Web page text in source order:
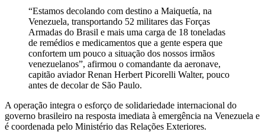
“Estamos decolando com destino a Maiquetía, na
Venezuela, transportando 52 militares das Forças
Armadas do Brasil e mais uma carga de 18 toneladas
de remédios e medicamentos que a gente espera que
confortem um pouco a situação dos nossos irmãos
venezuelanos”, afirmou o comandante da aeronave,
capitão aviador Renan Herbert Picorelli Walter, pouco
antes de decolar de São Paulo.
A operação integra o esforço de solidariedade internacional do
governo brasileiro na resposta imediata à emergência na Venezuela e
é coordenada pelo Ministério das Relações Exteriores.